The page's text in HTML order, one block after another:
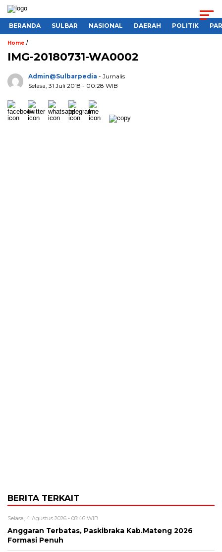
BERANDA SULBAR NASIONAL DAERAH POLITIK
Home /
IMG-20180731-WA0002
Admin@sulbarpedia - Jurnalis
Selasa, 31 Juli 2018 - 00:28 WIB
BERITA TERKAIT
Selasa, 4 Agustus 2026 - 08:46 WIB
Anggaran Terbatas, Paskibraka Kab.Mateng 2026
Formasi Penuh